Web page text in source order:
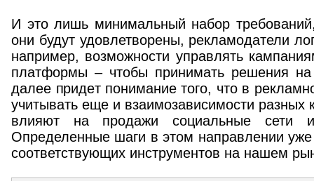
И это лишь минимальный набор
они будут удовлетворены, рекламодатели
например, возможности управлять
платформы – чтобы принимать решения на
далее придет понимание того, что в
учитывать еще и взаимозависимости разных
влияют на продажи социальные сети
Определенные шаги в этом направлении
соответствующих инструментов на нашем